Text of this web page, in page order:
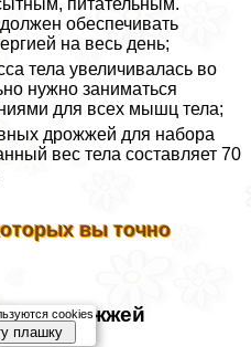
питательным.
обеспечивать
на весь день;
тела увеличивалась во
нужно заниматься
для всех мышц тела;
дрожжей для набора
вес тела составляет 70
вы точно
дрожжей
cookies
плашку